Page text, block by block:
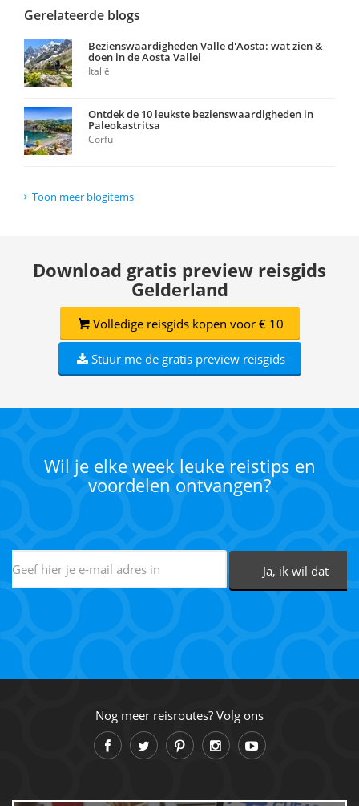
Gerelateerde blogs
Bezienswaardigheden Valle d'Aosta: wat zien &
doen in de Aosta Vallei
Italië
Ontdek de 10 leukste bezienswaardigheden in
Paleokastritsa
Corfu
Toon meer blogitems
Download gratis preview reisgids
Gelderland
Volledige reisgids kopen voor € 10
Stuur me de gratis preview reisgids
Wil je elke week leuke reistips en
voordelen ontvangen?
Nog meer reisroutes? Volg ons